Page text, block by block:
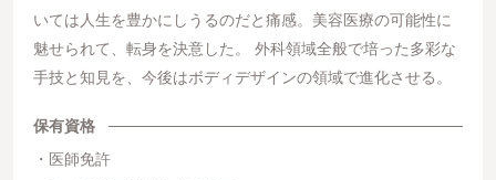
いては人生を豊かにしうるのだと痛感。美容医療の可能性に
魅せられて、転身を決意した。 外科領域全般で培った多彩な
手技と知見を、今後はボディデザインの領域で進化させる。
保有資格
医師免許